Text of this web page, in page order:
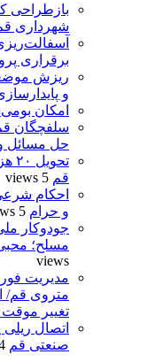
بازطراحی
شهرداری
برقراری
و
امکان
سلفچگان
حل مسائل
قم 5 views
احکام
و حرام 5 views
جودوکار
مسلح؛
views
مدیریت
متروی قم/
تغییر
اتصال
صنعتی قم